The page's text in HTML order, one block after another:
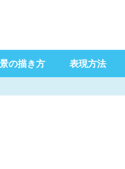
の描き方 表現方法